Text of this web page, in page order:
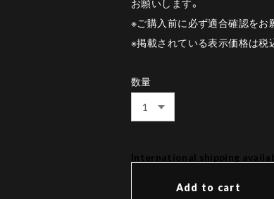
お願いします。
※ご購入前に必ず適合確認をお
※掲載されている表示価格は税
数量
International shipping
Add to cart